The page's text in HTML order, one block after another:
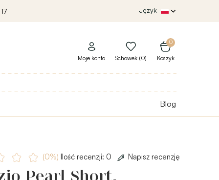
Język
0
Koszyk
Moje konto Schowek (0)
Blog
(0%) Ilość recenzji: 0 Napisz recenzję
Pearl Short,